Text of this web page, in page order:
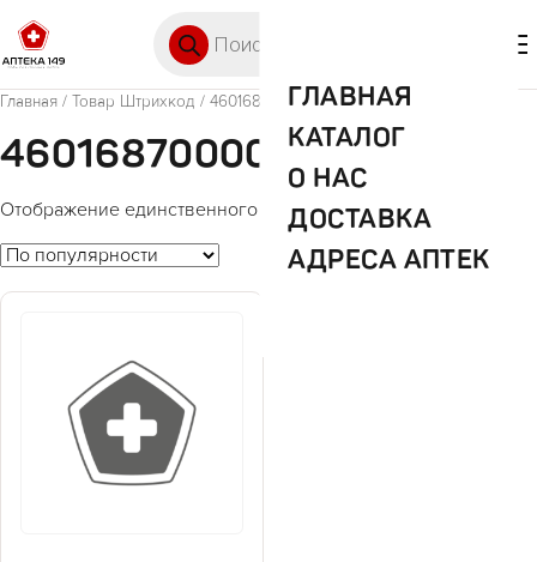
ГЛАВНАЯ
КАТАЛОГ
О НАС
ДОСТАВКА
АДРЕСА АПТЕК
Главная / Товар Штрихкод / 4601687000046
4601687000046
Отображение единственного товара